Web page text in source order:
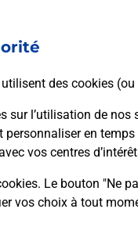
utilisent des cookies
sur l’utilisation de nos
personnaliser en
vos centres
Le bouton "Ne
vos choix à tout